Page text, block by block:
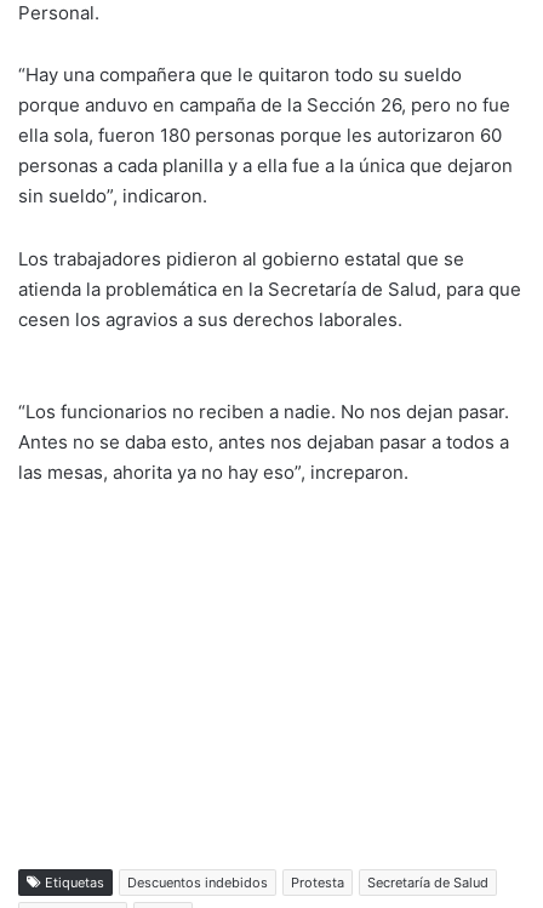
Personal.
“Hay una compañera que le quitaron todo su sueldo
porque anduvo en campaña de la Sección 26, pero no fue
ella sola, fueron 180 personas porque les autorizaron 60
personas a cada planilla y a ella fue a la única que dejaron
sin sueldo”, indicaron.
Los trabajadores pidieron al gobierno estatal que se
atienda la problemática en la Secretaría de Salud, para que
cesen los agravios a sus derechos laborales.
“Los funcionarios no reciben a nadie. No nos dejan pasar.
Antes no se daba esto, antes nos dejaban pasar a todos a
las mesas, ahorita ya no hay eso”, increparon.
Etiquetas Descuentos indebidos Protesta
Secretaría de Salud